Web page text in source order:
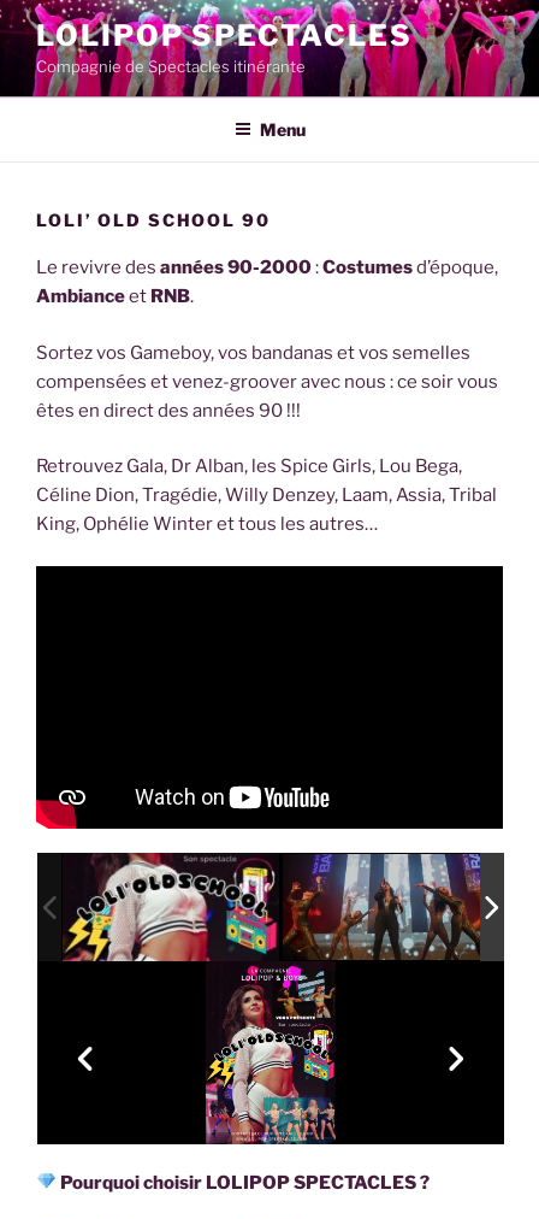
Aller
au
contenu
principal
LOLIPOP SPECTACLES
Compagnie de Spectacles itinérante
Menu
LOLI’ OLD SCHOOL 90
Le revivre des années 90-2000:Costumesd’époque,
Ambianceet RNB.
Sortez vos Gameboy, vos bandanas et vos semelles
compensées et venez-groover avec nous : ce soir vous
êtes en direct des années 90 !!!
Retrouvez Gala, Dr Alban, les Spice Girls, Lou Bega,
Céline Dion, Tragédie, Willy Denzey, Laam, Assia, Tribal
King, Ophélie Winter et tous les autres…
Pourquoi choisir LOLIPOP SPECTACLES ?